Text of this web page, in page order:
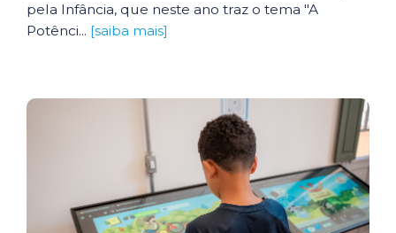
pela Infância, que neste ano traz o tema "A
Potênci... [saiba mais]